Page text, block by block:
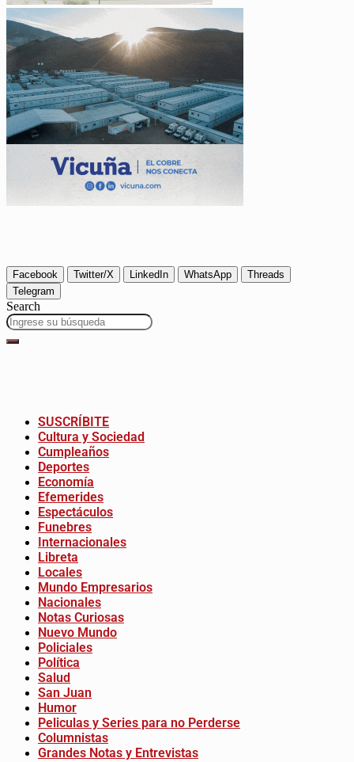
Facebook Twitter/X LinkedIn WhatsApp
Threads
Telegram
Search
SUSCRÍBITE
Cultura y Sociedad
Cumpleaños
Deportes
Economía
Efemerides
Espectáculos
Funebres
Internacionales
Libreta
Locales
Mundo Empresarios
Nacionales
Notas Curiosas
Nuevo Mundo
Policiales
Política
Salud
San Juan
Humor
Peliculas y Series para no Perderse
Columnistas
Grandes Notas y Entrevistas